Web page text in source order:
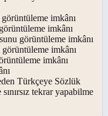
imkânı
imkânı
görüntüleme imkânı
imkânı
imkânı
Türkçeye Sözlük
tekrar yapabilme